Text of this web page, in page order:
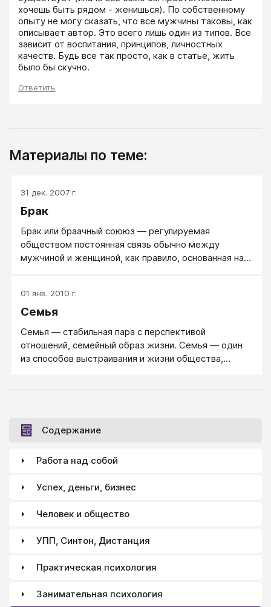
хочешь быть рядом - женишься). По собственному
опыту не могу сказать, что все мужчины таковы, как
описывает автор. Это всего лишь один из типов. Все
зависит от воспитания, принципов, личностных
качеств. Будь все так просто, как в статье, жить
было бы скучно.
Ответить
Материалы по теме:
31 дек. 2007 г.
Брак
​Брак или браачный соююз — регулируемая
обществом постоянная связь обычно между
мужчиной и женщиной, как правило, основанная на
01 янв. 2010 г.
Семья
Семья — стабильная пара с перспективой
отношений, семейный образ жизни. Семья — один
из способов выстраивания и жизни общества,
Содержание
Работа над собой
Успех, деньги, бизнес
Человек и общество
УПП, Синтон, Дистанция
Практическая психология
Занимательная психология